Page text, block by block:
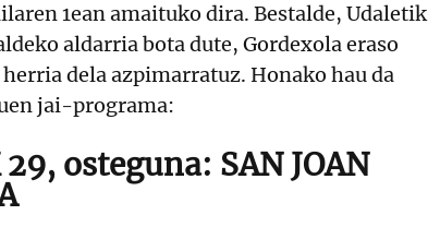
1ean amaituko dira. Bestalde, Udaletik
aldarria bota dute, Gordexola eraso
dela azpimarratuz. Honako hau da
jai-programa:
osteguna: SAN JOAN